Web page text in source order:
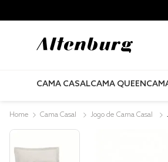
CAMA CASALCAMA QUEEN
Cama Casal Jogo de Cama Casal